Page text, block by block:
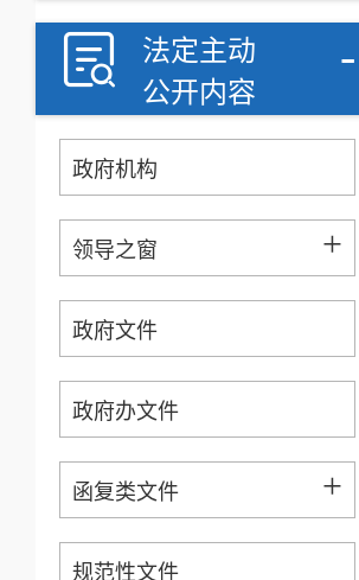
法定主动
公开内容
-
政府机构
领导之窗 +
政府文件
政府办文件
函复类文件 +
规范性文件